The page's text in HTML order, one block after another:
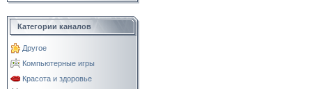
Категории каналов
Другое
Компьютерные игры
Красота и здоровье